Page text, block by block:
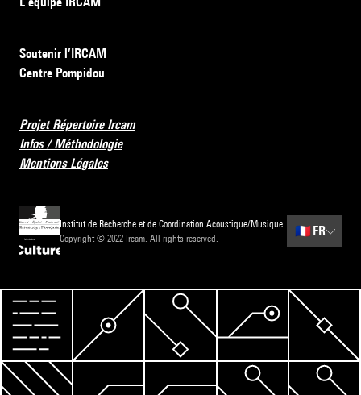
Soutenir l’IRCAM
Centre Pompidou
Projet Répertoire Ircam
Infos / Méthodologie
Mentions Légales
Institut de Recherche et de Coordination Acoustique/Musique
Copyright © 2022 Ircam. All rights reserved.
🇫🇷 FR